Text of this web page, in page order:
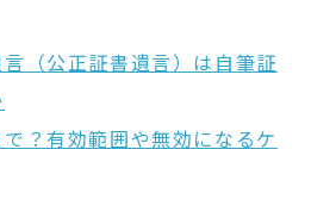
（公正証書遺言）は自筆証
？有効範囲や無効になるケ